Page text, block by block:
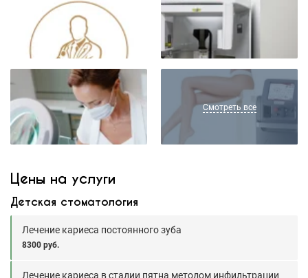
Смотреть все
Цены на услуги
Детская стоматология
Лечение кариеса постоянного зуба
8300 руб.